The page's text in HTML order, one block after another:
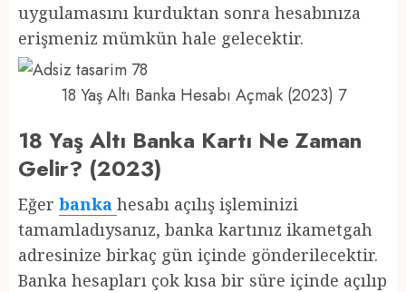
uygulamasını kurduktan sonra hesabınıza
erişmeniz mümkün hale gelecektir.
18 Yaş Altı Banka Hesabı Açmak (2023) 7
18 Yaş Altı Banka Kartı Ne Zaman
Gelir? (2023)
Eğer banka hesabı açılış işleminizi
tamamladıysanız, banka kartınız ikametgah
adresinize birkaç gün içinde gönderilecektir.
Banka hesapları çok kısa bir süre içinde açılıp